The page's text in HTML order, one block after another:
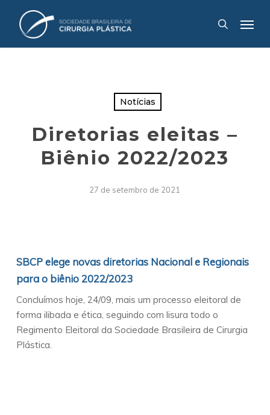
search
Notícias
Diretorias eleitas –
Biênio 2022/2023
27 de setembro de 2021
SBCP elege novas diretorias Nacional e Regionais
para o biênio 2022/2023
Concluímos hoje, 24/09, mais um processo eleitoral de
forma ilibada e ética, seguindo com lisura todo o
Regimento Eleitoral da Sociedade Brasileira de Cirurgia
Plástica.